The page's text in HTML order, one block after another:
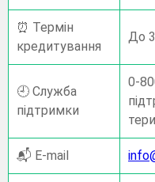
⏰ Термін
кредитування
До
🕘 Служба
підтримки
0-
📬 E-mail